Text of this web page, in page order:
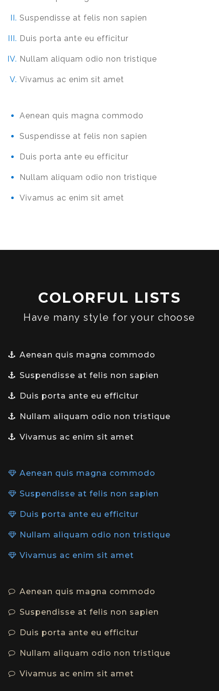
Suspendisse at felis non sapien
Duis porta ante eu efficitur
Nullam aliquam odio non tristique
Vivamus ac enim sit amet
Aenean quis magna commodo
Suspendisse at felis non sapien
Duis porta ante eu efficitur
Nullam aliquam odio non tristique
Vivamus ac enim sit amet
COLORFUL LISTS
Have many style for your choose
Aenean quis magna commodo
Suspendisse at felis non sapien
Duis porta ante eu efficitur
Nullam aliquam odio non tristique
Vivamus ac enim sit amet
Aenean quis magna commodo
Suspendisse at felis non sapien
Duis porta ante eu efficitur
Nullam aliquam odio non tristique
Vivamus ac enim sit amet
Aenean quis magna commodo
Suspendisse at felis non sapien
Duis porta ante eu efficitur
Nullam aliquam odio non tristique
Vivamus ac enim sit amet